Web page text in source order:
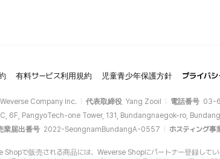
有料サービス利用規約 児童青少年保護方針 プライバ
Weverse Company Inc. 代表取締役 Yang Zooil 電話番号 03-
C, 6F, PangyoTech-one Tower, 131, Bundangnaegok-ro,
業届出番号 2022-SeongnamBundangA-0557 ホスティング事
Shopで販売される商品には、Weverse Shopにパートナー登録し